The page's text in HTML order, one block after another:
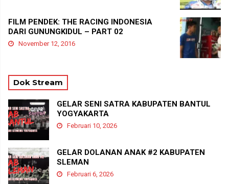
FILM PENDEK: THE RACING INDONESIA
DARI GUNUNGKIDUL – PART 02
November 12, 2016
Dok Stream
GELAR SENI SATRA KABUPATEN BANTUL
YOGYAKARTA
Februari 10, 2026
GELAR DOLANAN ANAK #2 KABUPATEN
SLEMAN
Februari 6, 2026